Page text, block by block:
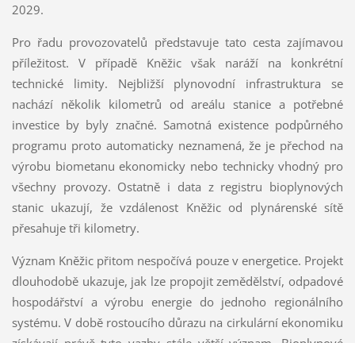
2029.
Pro řadu provozovatelů představuje tato cesta zajímavou
příležitost. V případě Kněžic však naráží na konkrétní
technické limity. Nejbližší plynovodní infrastruktura se
nachází několik kilometrů od areálu stanice a potřebné
investice by byly značné. Samotná existence podpůrného
programu proto automaticky neznamená, že je přechod na
výrobu biometanu ekonomicky nebo technicky vhodný pro
všechny provozy. Ostatně i data z registru bioplynových
stanic ukazují, že vzdálenost Kněžic od plynárenské sítě
přesahuje tři kilometry.
Význam Kněžic přitom nespočívá pouze v energetice. Projekt
dlouhodobě ukazuje, jak lze propojit zemědělství, odpadové
hospodářství a výrobu energie do jednoho regionálního
systému. V době rostoucího důrazu na cirkulární ekonomiku